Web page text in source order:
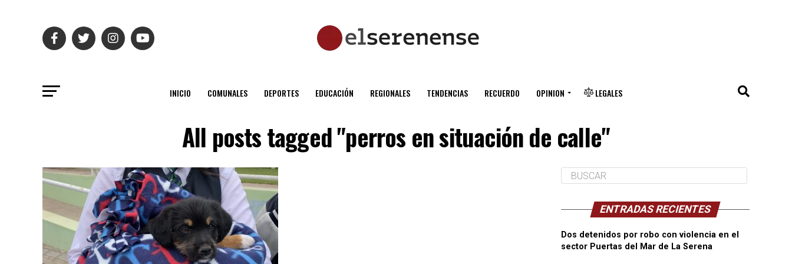
INICIO COMUNALES DEPORTES EDUCACIÓN REGIONALES TENDENCIAS RECUERDO OPINION LEGALES
All posts tagged "perros en situación de calle"
ENTRADAS RECIENTES
Dos detenidos por robo con violencia en el
sector Puertas del Mar de La Serena